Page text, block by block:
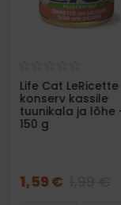
Life Cat LeRicette
konserv kassile
tuunikala ja lõhe
150 g
1,59 €